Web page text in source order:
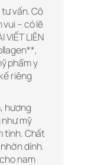
vấn. Cô
– có lẽ
LIÊN
phẩm y
riêng
hương
mỹ
tính. Chất
dính.
nam